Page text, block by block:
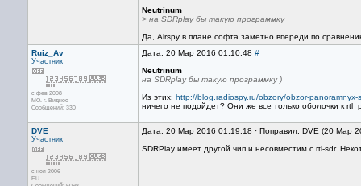
Neutrinum
> на SDRplay бы такую программку
Да, Airspy в плане софта заметно впереди по
Ruiz_Av
Участник
с фев 2008
МО. г. Видное
Сообщений: 330
Дата: 20 Мар 2016 01:10:48 #
Neutrinum
на SDRplay бы такую программку )
Из этих: http://blog.radiospy.ru/obzory/obzor-panoramnyx-
ничего не подойдет? Они же все только оболочки к
DVE
Участник
с ноя 2006
EU
Дата: 20 Мар 2016 01:19:18 · Поправил: DVE (20 Мар
SDRPlay имеет другой чип и несовместим с rtl-sdr.